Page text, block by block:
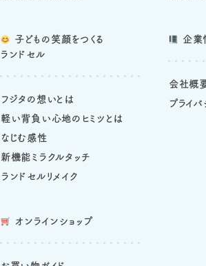
子どもの笑顔をつくる
ランドセル
フジタの想いとは
軽い背負い心地のヒミツとは
なじむ感性
新機能ミラクルタッチ
ランドセルリメイク
企業
会社概
プライ
オンラインショップ